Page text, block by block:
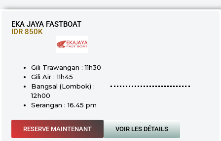
EKA JAYA FASTBOAT
IDR 850K
Gili Trawangan : 11h30
Gili Air : 11h45
Bangsal (Lombok) :
12h00
Serangan : 16.45 pm
RESERVE MAINTENANT VOIR LES DÉTAILS